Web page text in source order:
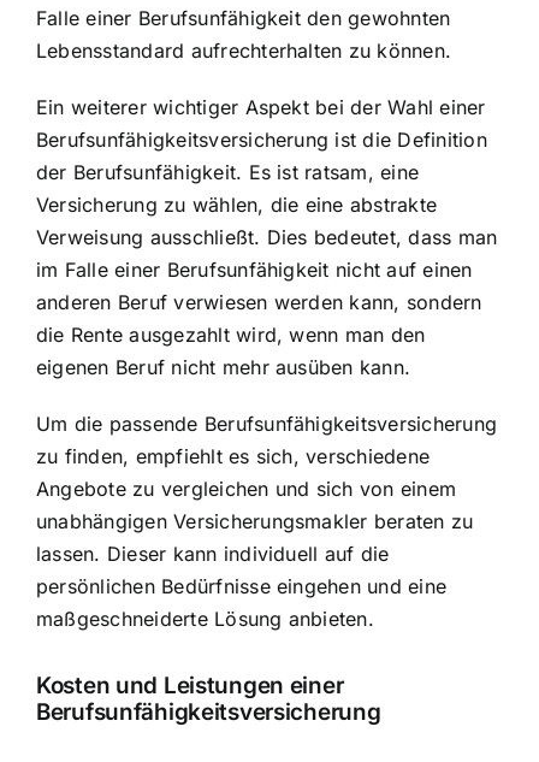
Falle einer Berufsunfähigkeit den gewohnten
Lebensstandard aufrechterhalten zu können.
Ein weiterer wichtiger Aspekt bei der Wahl einer
Berufsunfähigkeitsversicherung ist die Definition
der Berufsunfähigkeit. Es ist ratsam, eine
Versicherung zu wählen, die eine abstrakte
Verweisung ausschließt. Dies bedeutet, dass man
im Falle einer Berufsunfähigkeit nicht auf einen
anderen Beruf verwiesen werden kann, sondern
die Rente ausgezahlt wird, wenn man den
eigenen Beruf nicht mehr ausüben kann.
Um die passende Berufsunfähigkeitsversicherung
zu finden, empfiehlt es sich, verschiedene
Angebote zu vergleichen und sich von einem
unabhängigen Versicherungsmakler beraten zu
lassen. Dieser kann individuell auf die
persönlichen Bedürfnisse eingehen und eine
maßgeschneiderte Lösung anbieten.
Kosten und Leistungen einer
Berufsunfähigkeitsversicherung